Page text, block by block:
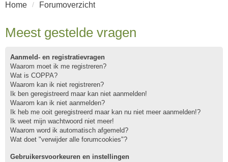
Home Forumoverzicht
Meest gestelde vragen
Aanmeld- en registratievragen
Waarom moet ik me registreren?
Wat is COPPA?
Waarom kan ik niet registreren?
Ik ben geregistreerd maar kan niet aanmelden!
Waarom kan ik niet aanmelden?
Ik heb me ooit geregistreerd maar kan nu niet meer aanmelden!?
Ik weet mijn wachtwoord niet meer!
Waarom word ik automatisch afgemeld?
Wat doet "verwijder alle forumcookies"?
Gebruikersvoorkeuren en instellingen